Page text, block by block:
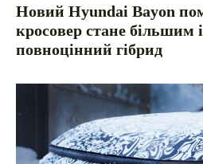
Новий Hyundai Bayon
кросовер стане більшим
повноцінний гібрид